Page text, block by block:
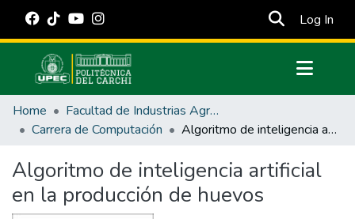
Log In
Communities & Collections
All of DSpace
Estadísticas Externas
Manuales
Home
Facultad de Industrias Agropecuarias y Ciencias Ambientales
Carrera de Computación
Algoritmo de inteligencia artificial en la producción de huevos
Algoritmo de inteligencia artificial
en la producción de huevos